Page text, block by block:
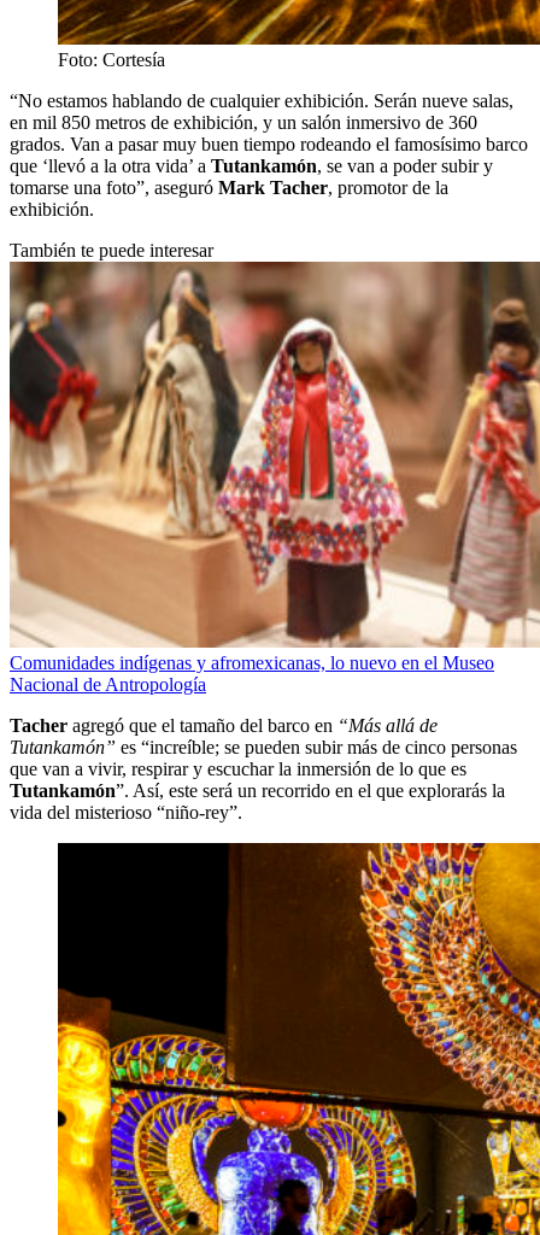
Foto: Cortesía
“No estamos hablando de cualquier exhibición. Serán nueve salas,
en mil 850 metros de exhibición, y un salón inmersivo de 360
grados. Van a pasar muy buen tiempo rodeando el famosísimo barco
que ‘llevó a la otra vida’ a Tutankamón, se van a poder subir y
tomarse una foto”, aseguró Mark Tacher, promotor de la
exhibición.
También te puede interesar
Comunidades indígenas y afromexicanas, lo nuevo en el Museo
Nacional de Antropología
Tacher agregó que el tamaño del barco en “Más allá de
Tutankamón” es “increíble; se pueden subir más de cinco personas
que van a vivir, respirar y escuchar la inmersión de lo que es
Tutankamón”. Así, este será un recorrido en el que explorarás la
vida del misterioso “niño-rey”.